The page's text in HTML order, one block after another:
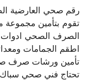
رقم صحي العارضية
تقوم بتأمين مجموعة
الصرف الصحي
اطقم الجمامات
تأمين ورشات صرف
تحتاج فني صحي